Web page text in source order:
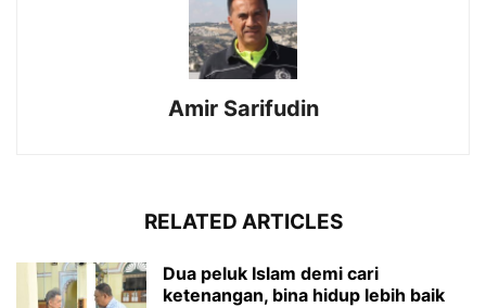
Amir Sarifudin
RELATED ARTICLES
Dua peluk Islam demi cari
ketenangan, bina hidup lebih baik